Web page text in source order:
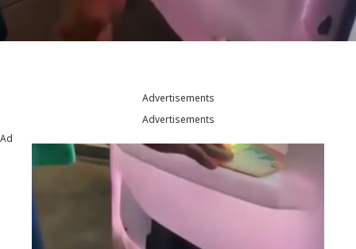
Advertisements
Advertisements
Ad